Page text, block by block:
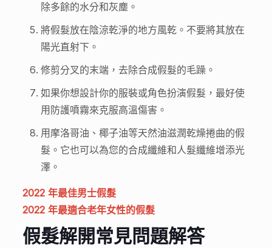
除多餘的水分和灰塵。
將假髮放在陰涼乾淨的地方風乾。不要將其放在
陽光直射下。
修剪分叉的末端，去除合成假髮的毛躁。
如果你想設計你的服裝或角色扮演假髮，最好使
用防護噴霧來克服高溫傷害。
用摩洛哥油、椰子油等天然油滋潤乾燥捲曲的假
髮。它也可以為您的合成纖維和人髮纖維增添光
澤。
2022 年最佳男士假髮
2022 年最適合老年女性的假髮
假髮解開常見問題解答